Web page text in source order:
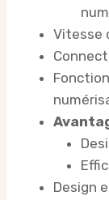
Vitesse
Design